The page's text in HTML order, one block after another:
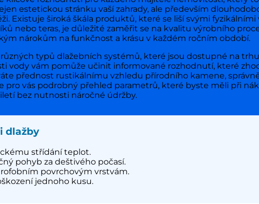
estetickou stránku vaší zahrady, ale především
Existuje široká škála produktů, které se liší svými
nebo teras, je důležité zaměřit se na kvalitu výrobního
nárokům na funkčnost a krásu v každém ročním období.
typů dlažebních systémů, které jsou dostupné na
vody vám pomůže učinit informované rozhodnutí, které
přednost rustikálnímu vzhledu přírodního kamene,
pro vás podrobný přehled parametrů, které byste měli při
bez nutnosti náročné údržby.
dlažby
střídání teplot.
pohyb za deštivého počasí.
povrchovým vrstvám.
jednoho kusu.